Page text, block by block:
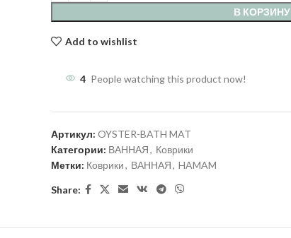
В КОРЗИНУ
Add to wishlist
4 People watching this product now!
Артикул: OYSTER-BATH MAT
Категории: ВАННАЯ, Коврики
Метки: Коврики, ВАННАЯ, HAMAM
Share: